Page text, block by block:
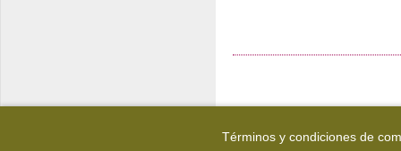
Términos y condiciones de